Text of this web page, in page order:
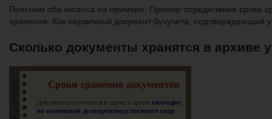
Поясним оба нюанса на примере. Пример определения срока
хранения: Как первичный документ бухучета, подтверждающий
Сколько документы хранятся в архиве